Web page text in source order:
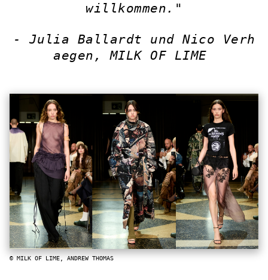
willkommen."
-Julia Ballardt und Nico Verh
aegen, MILK OF LIME
© MILK OF LIME, ANDREW THOMAS